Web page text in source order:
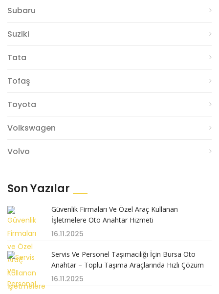
Subaru
Suziki
Tata
Tofaş
Toyota
Volkswagen
Volvo
Son Yazılar
Güvenlik Firmaları Ve Özel Araç Kullanan
İşletmelere Oto Anahtar Hizmeti
16.11.2025
Servis Ve Personel Taşımacılığı İçin Bursa Oto
Anahtar – Toplu Taşıma Araçlarında Hızlı Çözüm
16.11.2025